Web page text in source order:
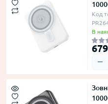
Код
В